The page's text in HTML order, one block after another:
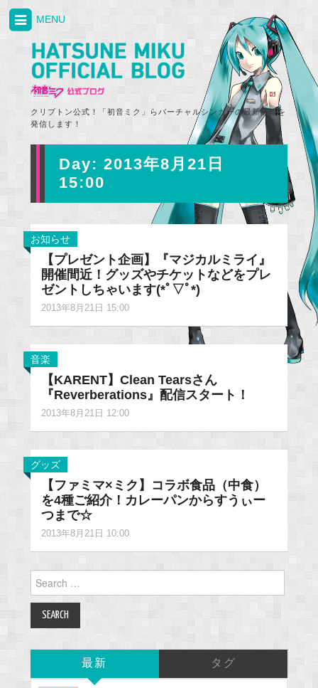
クリプトン公式！「初音ミク」らバーチャルシンガーの最新情報を
発信します！
MENU
Day: 2013年8月21日
15:00
お知らせ
【プレゼント企画】『マジカルミライ』
開催間近！グッズやチケットなどをプレ
ゼントしちゃいます(*ﾟ▽ﾟ*)
2013年8月21日 15:00
音楽
【KARENT】Clean Tearsさん
『Reverberations』配信スタート！
2013年8月21日 12:00
グッズ
【ファミマ×ミク】コラボ食品（中食）
を4種ご紹介！カレーパンからすうぃー
つまで☆
2013年8月21日 10:00
Search
for:
最新 タグ